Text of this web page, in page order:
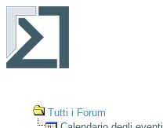
Tutti i Forum